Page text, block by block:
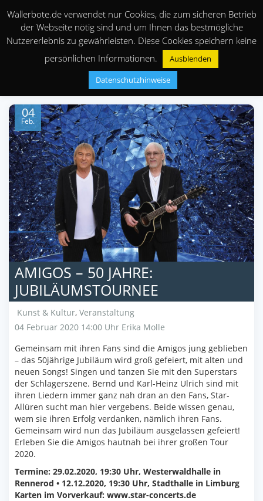
04
Feb.
AMIGOS – 50 JAHRE:
JUBILÄUMSTOURNEE
Kunst & Kultur, Veranstaltung
04 Februar 2020 14:00 Uhr Erika Molle
Gemeinsam mit ihren Fans sind die Amigos jung geblieben
– das 50jährige Jubiläum wird groß gefeiert, mit alten und
neuen Songs! Singen und tanzen Sie mit den Superstars
der Schlagerszene. Bernd und Karl-Heinz Ulrich sind mit
ihren Liedern immer ganz nah dran an den Fans, Star-
Allüren sucht man hier vergebens. Beide wissen genau,
wem sie ihren Erfolg verdanken, nämlich ihren Fans.
Gemeinsam wird nun das Jubiläum ausgelassen gefeiert!
Erleben Sie die Amigos hautnah bei ihrer großen Tour
2020.
Termine: 29.02.2020, 19:30 Uhr, Westerwaldhalle in
Rennerod • 12.12.2020, 19:30 Uhr, Stadthalle in Limburg
Karten im Vorverkauf: www.star-concerts.de
Wällerbote.de verwendet nur Cookies, die zum sicheren Betrieb
der Webseite nötig sind und um Ihnen das bestmögliche
Nutzererlebnis zu gewährleisten. Diese Cookies speichern keine
persönlichen Informationen.
Ausblenden
Datenschutzhinweise